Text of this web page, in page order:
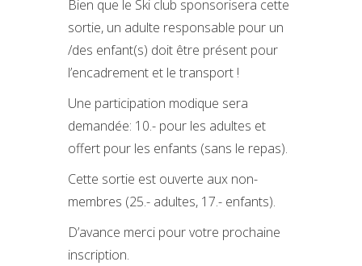
Bien que le Ski club sponsorisera cette
sortie, un adulte responsable pour un
/des enfant(s) doit être présent pour
l’encadrement et le transport !
Une participation modique sera
demandée: 10.- pour les adultes et
offert pour les enfants (sans le repas).
Cette sortie est ouverte aux non-
membres (25.- adultes, 17.- enfants).
D’avance merci pour votre prochaine
inscription.